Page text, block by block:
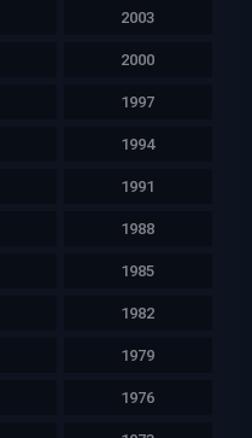
2003
2000
1997
1994
1991
1988
1985
1982
1979
1976